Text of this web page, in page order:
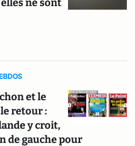
ne sont
et le
retour :
y croit,
de gauche pour